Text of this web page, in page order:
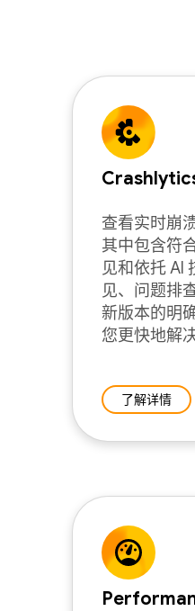
查看实时崩
其中包含符
见和依托 AI
见、问题排
新版本的明
您更快地解
了解详情